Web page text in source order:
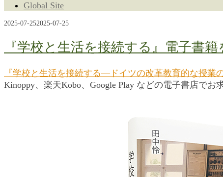
Global Site
2025-07-252025-07-25
『学校と生活を接続する』電子書
『学校と生活を接続する―ドイツの改革教育的な授業
Kinoppy、楽天Kobo、Google Play などの電子書店でお